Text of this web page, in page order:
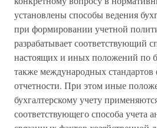
установлены способы ведения
при формировании учетной
разрабатывает соответствующий
настоящих и иных положений по
также международных
отчетности. При этом иные
бухгалтерскому учету
соответствующего способа учета